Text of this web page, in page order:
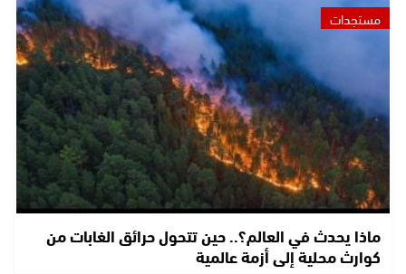
مستجدات
ماذا يحدث في العالم؟.. حين تتحول حرائق الغابات من
كوارث محلية إلى أزمة عالمية